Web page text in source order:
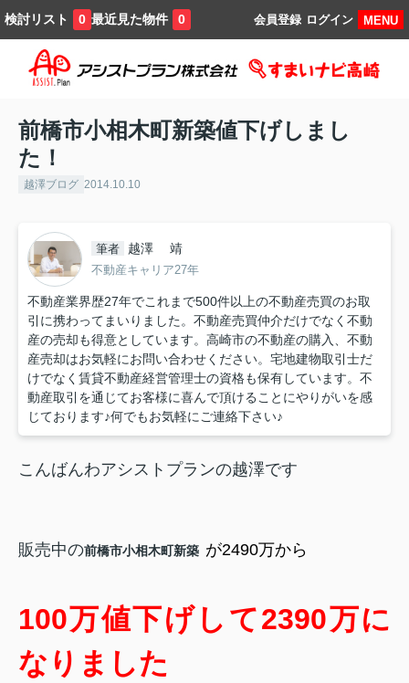
検討リスト 0 最近見た物件 0 MENU
ログイン
会員登録
前橋市小相木町新築値下げしまし
た！
越澤ブログ 2014.10.10
筆者 越澤 靖
不動産キャリア27年
不動産業界歴27年でこれまで500件以上の不動産売買のお取
引に携わってまいりました。不動産売買仲介だけでなく不動
産の売却も得意としています。高崎市の不動産の購入、不動
産売却はお気軽にお問い合わせください。宅地建物取引士だ
けでなく賃貸不動産経営管理士の資格も保有しています。不
動産取引を通じてお客様に喜んで頂けることにやりがいを感
じております♪何でもお気軽にご連絡下さい♪
こんばんわアシストプランの越澤です
販売中の前橋市小相木町新築 が2490万から
100万値下げして2390万に
なりました